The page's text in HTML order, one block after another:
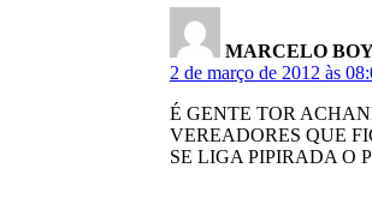
MARCELO
2 de março de 2012 às
É GENTE TOR
VEREADORES QUE
SE LIGA PIPIRADA O